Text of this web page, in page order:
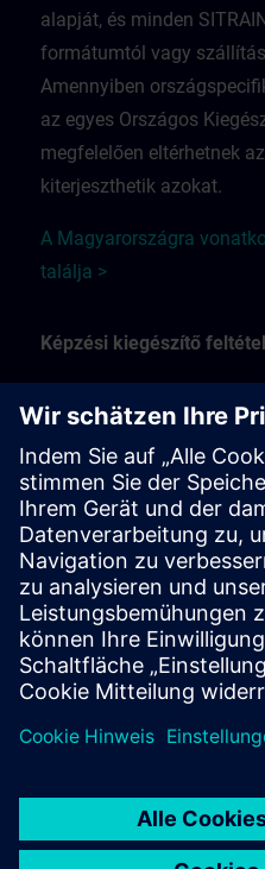
alapját, és minden
formátumtól vagy
Amennyiben
az egyes Országos
megfelelően eltérhetnek
kiterjeszthetik azokat.
A Magyarországra
találja >
Képzési kiegészítő
vonatkoznak:
Személyes, tantermi
távoli hozzáférésen
képzésekre
Workshop képzések
A képzési kiegészítő